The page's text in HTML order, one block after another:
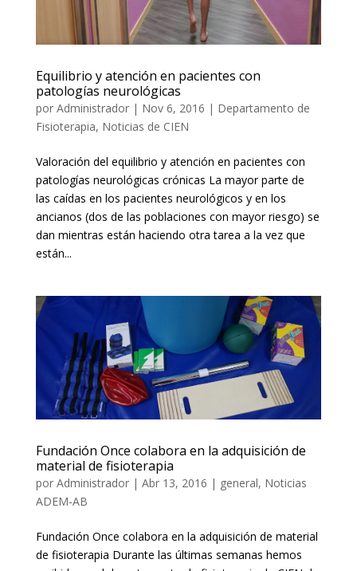
Equilibrio y atención en pacientes con
patologías neurológicas
por Administrador| Nov 6, 2016 | Departamento de
Fisioterapia, Noticias de CIEN
Valoración del equilibrio y atención en pacientes con
patologías neurológicas crónicas La mayor parte de
las caídas en los pacientes neurológicos y en los
ancianos (dos de las poblaciones con mayor riesgo) se
dan mientras están haciendo otra tarea a la vez que
están...
Fundación Once colabora en la adquisición de
material de fisioterapia
por Administrador| Abr 13, 2016 | general, Noticias
ADEM-AB
Fundación Once colabora en la adquisición de material
de fisioterapia Durante las últimas semanas hemos